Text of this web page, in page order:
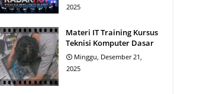
2025
Materi IT Training Kursus
Teknisi Komputer Dasar
Minggu, Desember 21,
2025